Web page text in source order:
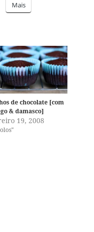
Mais
de chocolate [com
& damasco]
19, 2008